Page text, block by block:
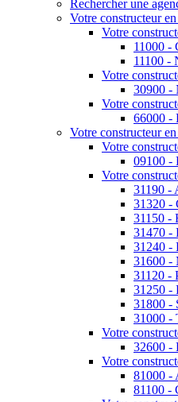
Rechercher une
Votre constructeur
Votre
11000 -
11100 -
Votre
30900 -
Votre
66000 -
Votre constructeur
Votre
09100 -
Votre
31190 -
31320 -
31150 -
31470 -
31240 -
31600 -
31120 -
31250 -
31800 -
31000 -
Votre
32600 -
Votre
81000 -
81100 -